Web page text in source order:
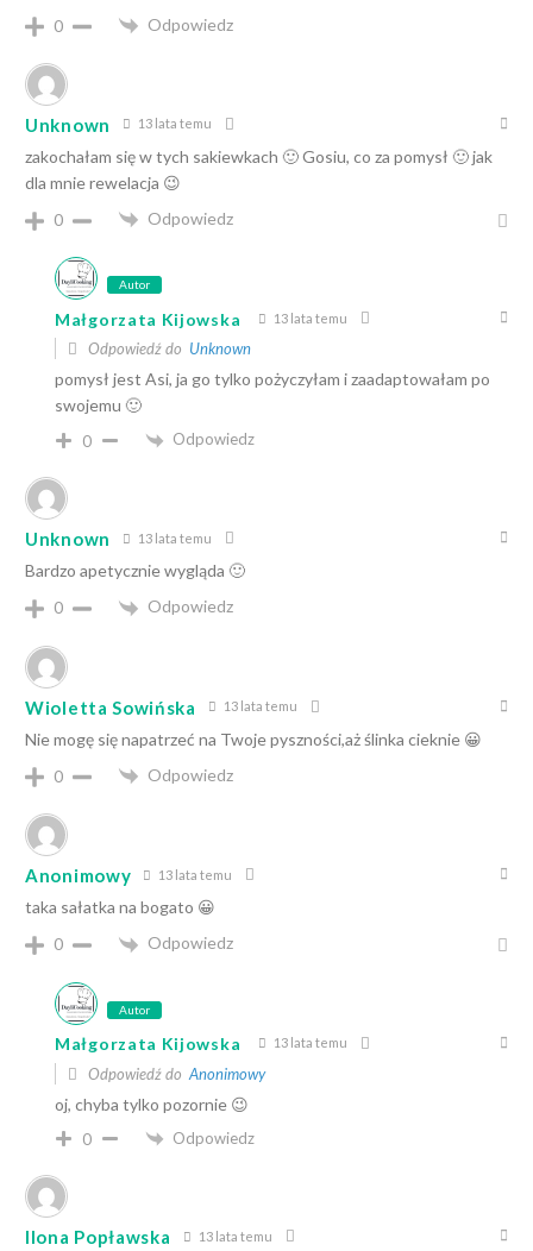
0
Odpowiedz
Unknown 13 lata temu
zakochałam się w tych sakiewkach 🙂 Gosiu, co za pomysł 🙂 jak
dla mnie rewelacja 😉
0
Odpowiedz
Autor
Małgorzata Kijowska 13 lata temu
Odpowiedź do Unknown
pomysł jest Asi, ja go tylko pożyczyłam i zaadaptowałam po
swojemu 🙂
0 Odpowiedz
Unknown 13 lata temu
Bardzo apetycznie wygląda 🙂
0
Odpowiedz
Wioletta Sowińska 13 lata temu
Nie mogę się napatrzeć na Twoje pyszności,aż ślinka cieknie 😀
0
Odpowiedz
Anonimowy 13 lata temu
taka sałatka na bogato 😀
0
Odpowiedz
Autor
Małgorzata Kijowska 13 lata temu
Odpowiedź do Anonimowy
oj, chyba tylko pozornie 😉
0 Odpowiedz
Ilona Popławska 13 lata temu